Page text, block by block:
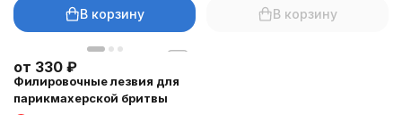
В корзину В корзину
от 330 ₽
Филировочные лезвия для
парикмахерской бритвы